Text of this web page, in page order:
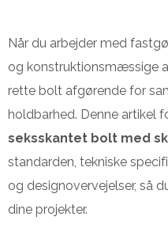
Når du arbejder med
og konstruktionsmæssige
rette bolt afgørende for
holdbarhed. Denne artikel
seksskantet bolt med
standarden, tekniske
og designovervejelser, så
dine projekter.